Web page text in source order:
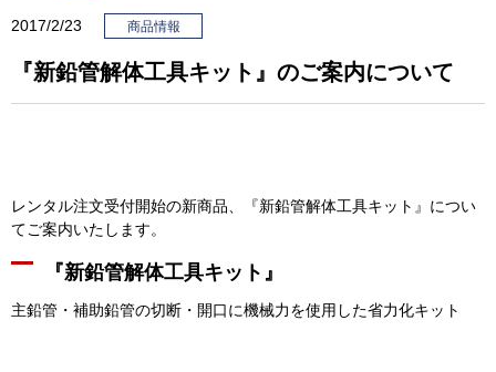
2017/2/23 商品情報
『新鉛管解体工具キット』のご案内について
レンタル注文受付開始の新商品、『新鉛管解体工具キット』につい
てご案内いたします。
『新鉛管解体工具キット』
主鉛管・補助鉛管の切断・開口に機械力を使用した省力化キット